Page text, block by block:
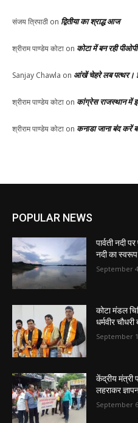
संजय त्रिपाठी on द्वितीया का श्राद्ध आज
श्रीराम पाण्डेय कोटा on कोटा में बन रही
Sanjay Chawla on आंखें चेहरे लब पत्थर।
श्रीराम पाण्डेय कोटा on कांग्रेस राजस्थान में
श्रीराम पाण्डेय कोटा on कनाडा जाना बंद करें
POPULAR NEWS
पार्वती नदी
नदी का स्वरूप
September
कोटा मंडल
धर्मवीर
September
केंद्रीय मंत्री
लहराकर
September